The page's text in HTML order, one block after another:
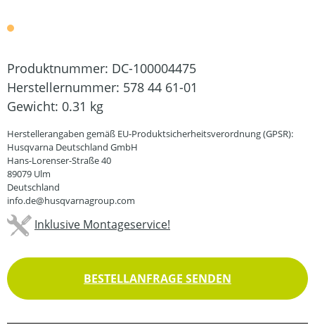
Produktnummer: DC-100004475
Herstellernummer: 578 44 61-01
Gewicht: 0.31 kg
Herstellerangaben gemäß EU-Produktsicherheitsverordnung (GPSR):
Husqvarna Deutschland GmbH
Hans-Lorenser-Straße 40
89079 Ulm
Deutschland
info.de@husqvarnagroup.com
Inklusive Montageservice!
BESTELLANFRAGE SENDEN